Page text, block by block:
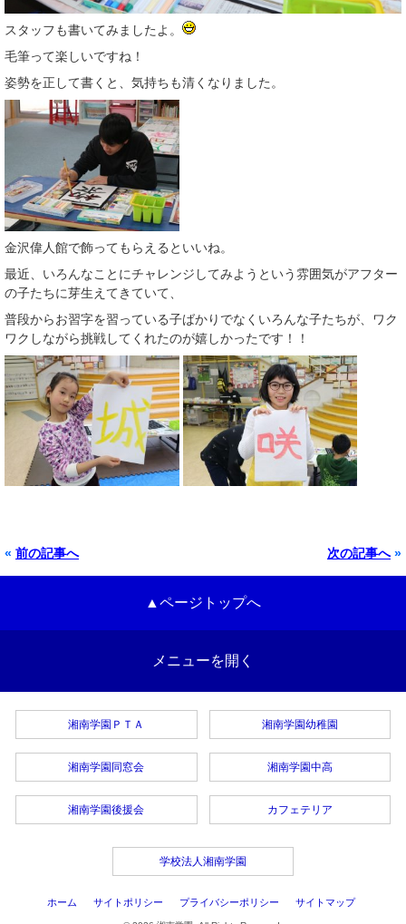
スタッフも書いてみましたよ。
毛筆って楽しいですね！
姿勢を正して書くと、気持ちも清くなりました。
金沢偉人館で飾ってもらえるといいね。
最近、いろんなことにチャレンジしてみようという雰囲気がアフター
の子たちに芽生えてきていて、
普段からお習字を習っている子ばかりでなくいろんな子たちが、ワク
ワクしながら挑戦してくれたのが嬉しかったです！！
« 前の記事へ 次の記事へ»
▲ページトップへ
メニューを開く
湘南学園ＰＴＡ
湘南学園同窓会
湘南学園後援会
湘南学園幼稚園
湘南学園中高
カフェテリア
学校法人湘南学園
ホーム サイトポリシー プライバシーポリシー サイトマップ